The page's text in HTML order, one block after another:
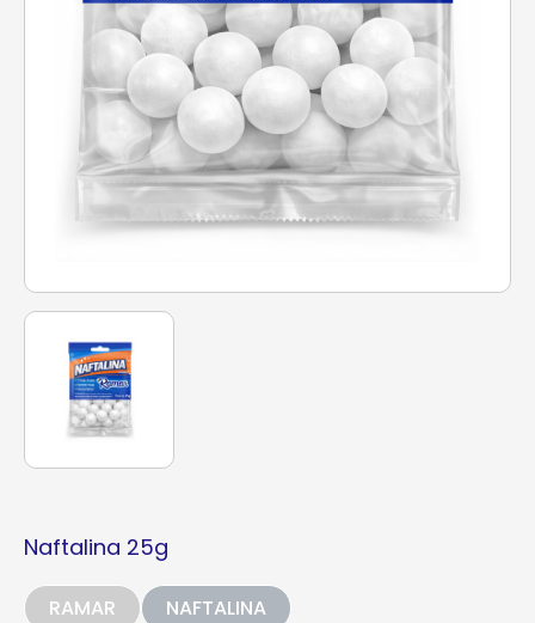
Naftalina 25g
RAMAR NAFTALINA